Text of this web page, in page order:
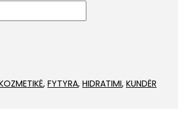
, FYTYRA, HIDRATIMI, KUNDËR